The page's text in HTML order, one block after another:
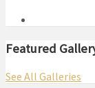
Featured
See All Galleries